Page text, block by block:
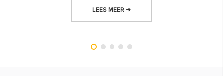
LEES MEER ➜